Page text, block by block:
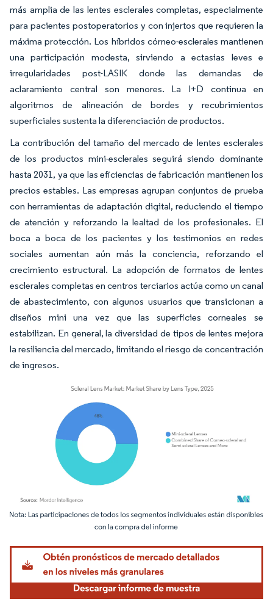
más amplia de las lentes esclerales completas, especialmente
para pacientes postoperatorios y con injertos que requieren la
máxima protección. Los híbridos córneo-esclerales mantienen
una participación modesta, sirviendo a ectasias leves e
irregularidades post-LASIK donde las demandas de
aclaramiento central son menores. La I+D continua en
algoritmos de alineación de bordes y recubrimientos
superficiales sustenta la diferenciación de productos.
La contribución del tamaño del mercado de lentes esclerales
de los productos mini-esclerales seguirá siendo dominante
hasta 2031, ya que las eficiencias de fabricación mantienen los
precios estables. Las empresas agrupan conjuntos de prueba
con herramientas de adaptación digital, reduciendo el tiempo
de atención y reforzando la lealtad de los profesionales. El
boca a boca de los pacientes y los testimonios en redes
sociales aumentan aún más la conciencia, reforzando el
crecimiento estructural. La adopción de formatos de lentes
esclerales completas en centros terciarios actúa como un canal
de abastecimiento, con algunos usuarios que transicionan a
diseños mini una vez que las superficies corneales se
estabilizan. En general, la diversidad de tipos de lentes mejora
la resiliencia del mercado, limitando el riesgo de concentración
de ingresos.
Imagen © Mordor Intelligence. El uso requiere atribución según CC BY 4.0.